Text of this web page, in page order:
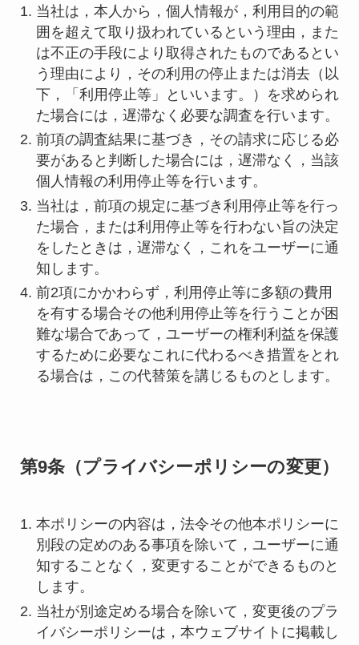
当社は，本人から，個人情報が，利用目的の範
囲を超えて取り扱われているという理由，また
は不正の手段により取得されたものであるとい
う理由により，その利用の停止または消去（以
下，「利用停止等」といいます。）を求められ
た場合には，遅滞なく必要な調査を行います。
前項の調査結果に基づき，その請求に応じる必
要があると判断した場合には，遅滞なく，当該
個人情報の利用停止等を行います。
当社は，前項の規定に基づき利用停止等を行っ
た場合，または利用停止等を行わない旨の決定
をしたときは，遅滞なく，これをユーザーに通
知します。
前2項にかかわらず，利用停止等に多額の費用
を有する場合その他利用停止等を行うことが困
難な場合であって，ユーザーの権利利益を保護
するために必要なこれに代わるべき措置をとれ
る場合は，この代替策を講じるものとします。
第9条（プライバシーポリシーの変更）
本ポリシーの内容は，法令その他本ポリシーに
別段の定めのある事項を除いて，ユーザーに通
知することなく，変更することができるものと
します。
当社が別途定める場合を除いて，変更後のプラ
イバシーポリシーは，本ウェブサイトに掲載し